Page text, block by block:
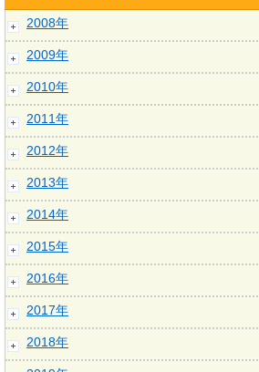
2008年
2009年
2010年
2011年
2012年
2013年
2014年
2015年
2016年
2017年
2018年